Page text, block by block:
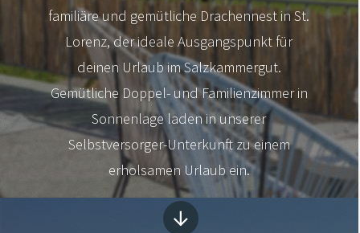
familiäre und gemütliche Drachennest in St.
Lorenz, der ideale Ausgangspunkt für
deinen Urlaub im Salzkammergut.
Gemütliche Doppel- und Familienzimmer in
Sonnenlage laden in unserer
Selbstversorger-Unterkunft zu einem
erholsamen Urlaub ein.